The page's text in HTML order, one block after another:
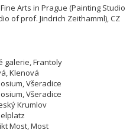
Arts in Prague (Painting Studio
of prof. Jindrich Zeithamml), CZ
galerie, Frantoly
Klenová
Všeradice
Všeradice
Krumlov
Most, Most